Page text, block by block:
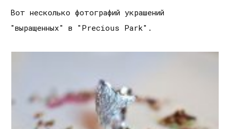
Вот несколько фотографий украшений
"выращенных" в "Precious Park".